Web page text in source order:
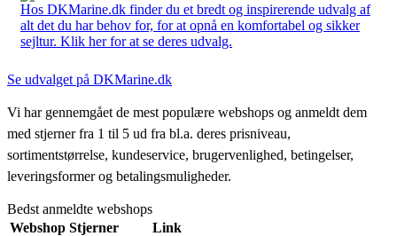
Hos DKMarine.dk finder du et bredt og inspirerende udvalg af
alt det du har behov for, for at opnå en komfortabel og sikker
sejltur. Klik her for at se deres udvalg.
Se udvalget på DKMarine.dk
Vi har gennemgået de mest populære webshops og anmeldt dem
med stjerner fra 1 til 5 ud fra bl.a. deres prisniveau,
sortimentstørrelse, kundeservice, brugervenlighed, betingelser,
leveringsformer og betalingsmuligheder.
Bedst anmeldte webshops
Webshop Stjerner
Link